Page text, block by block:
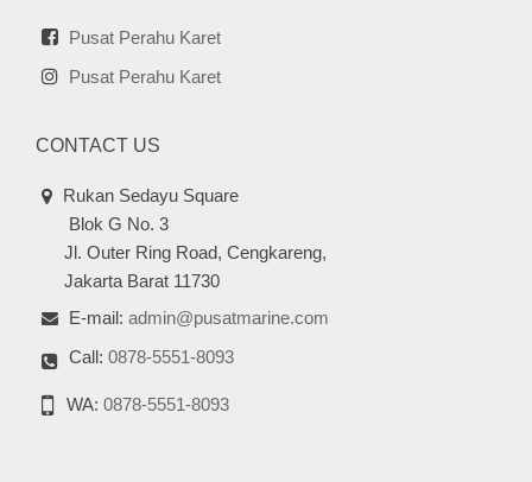
Pusat Perahu Karet
Pusat Perahu Karet
CONTACT US
Rukan Sedayu Square
Blok G No. 3
Jl. Outer Ring Road, Cengkareng,
Jakarta Barat 11730
E-mail: admin@pusatmarine.com
Call: 0878-5551-8093
WA: 0878-5551-8093